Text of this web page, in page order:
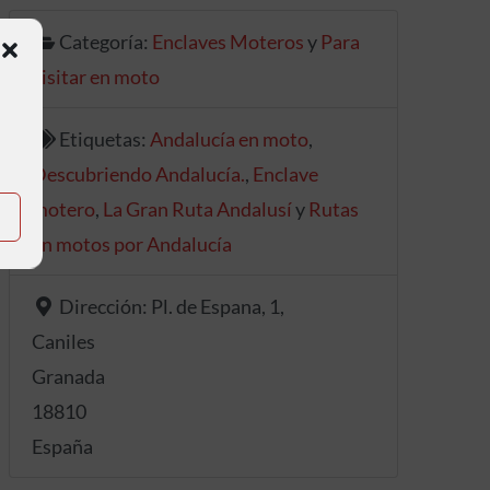
Categoría: Enclaves Moterosy Para
visitar en moto
Etiquetas: Andalucía en moto,
Descubriendo Andalucía., Enclave
motero, La Gran Ruta Andalusíy Rutas
en motos por Andalucía
Dirección: Pl. de Espana, 1,
Caniles
Granada
18810
España